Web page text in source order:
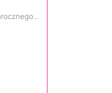
Naznaczony: Wyjście z mrocznego wymiaru